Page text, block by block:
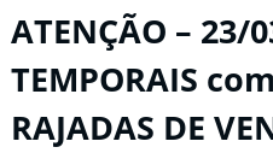
ATENÇÃO – 23/
TEMPORAIS
RAJADAS DE